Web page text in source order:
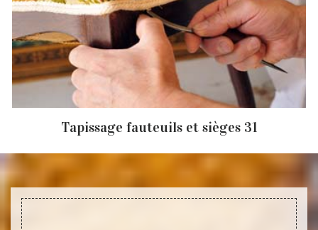
Tapissage fauteuils et sièges 31